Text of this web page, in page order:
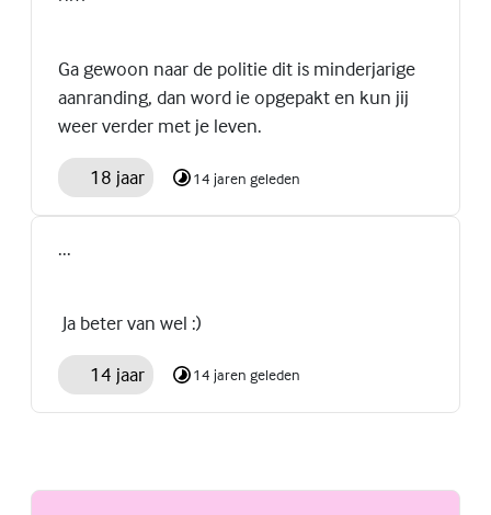
Ga gewoon naar de politie dit is minderjarige
aanranding, dan word ie opgepakt en kun jij
weer verder met je leven.
18 jaar 14 jaren geleden
...
Ja beter van wel :)
14 jaar 14 jaren geleden